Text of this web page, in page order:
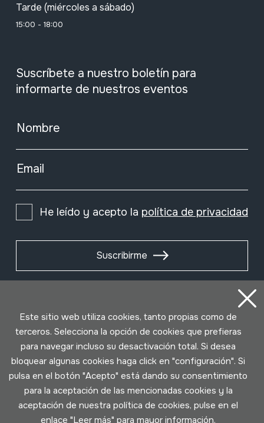
Tarde (miércoles a sábado)
15:00 - 18:00
Suscríbete a nuestro boletín para
informarte de nuestros eventos
Nombre
Email
He leído y acepto la política de privacidad
Suscribirme
Condiciones de uso
Política de privacidad
Este sitio web utiliza cookies, tanto propias como de
terceros. Selecciona la opción de cookies que prefieras
para navegar incluso su desactivación total. Si desea
bloquear algunas cookies haga click en "configuración". Si
pulsa en el botón "Acepto" está dando su consentimiento
para la aceptación de las mencionadas cookies y la
aceptación de nuestra política de cookies, pulse en el
enlace "Leer más" para mayor información.